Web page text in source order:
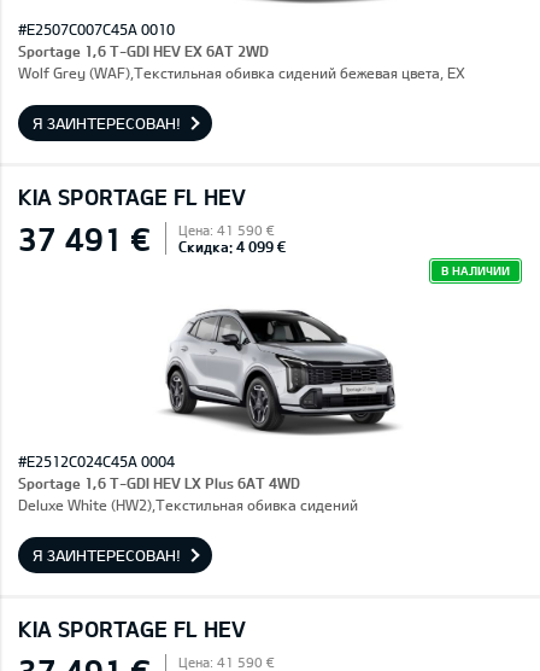
#E2507C007C45A 0010
Sportage 1,6 T-GDI HEV EX 6AT 2WD
Wolf Grey (WAF),Текстильная обивка сидений бежевая цвета, EX
Я ЗАИНТЕРЕСОВАН!
KIA SPORTAGE FL HEV
37 491 € Цена: 41 590 €
Скидка: 4 099 €
В НАЛИЧИИ
#E2512C024C45A 0004
Sportage 1,6 T-GDI HEV LX Plus 6AT 4WD
Deluxe White (HW2),Текстильная обивка сидений
Я ЗАИНТЕРЕСОВАН!
KIA SPORTAGE FL HEV
Цена: 41 590 €